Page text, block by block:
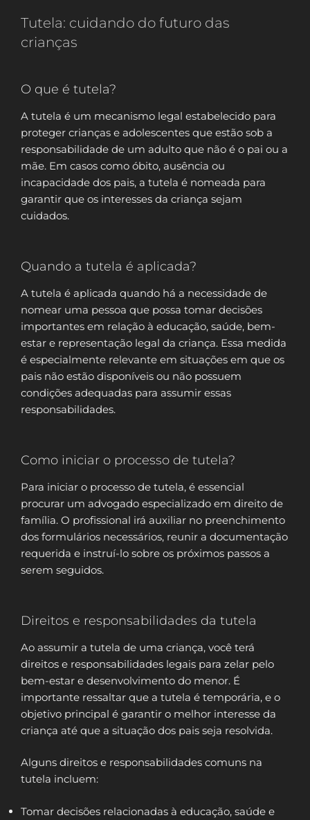
Tutela: cuidando do futuro das
crianças
O que é tutela?
A tutela é um mecanismo legal estabelecido para
proteger crianças e adolescentes que estão sob a
responsabilidade de um adulto que não é o pai ou a
mãe. Em casos como óbito, ausência ou
incapacidade dos pais, a tutela é nomeada para
garantir que os interesses da criança sejam
cuidados.
Quando a tutela é aplicada?
A tutela é aplicada quando há a necessidade de
nomear uma pessoa que possa tomar decisões
importantes em relação à educação, saúde, bem-
estar e representação legal da criança. Essa medida
é especialmente relevante em situações em que os
pais não estão disponíveis ou não possuem
condições adequadas para assumir essas
responsabilidades.
Como iniciar o processo de tutela?
Para iniciar o processo de tutela, é essencial
procurar um advogado especializado em direito de
família. O profissional irá auxiliar no preenchimento
dos formulários necessários, reunir a documentação
requerida e instruí-lo sobre os próximos passos a
serem seguidos.
Direitos e responsabilidades da tutela
Ao assumir a tutela de uma criança, você terá
direitos e responsabilidades legais para zelar pelo
bem-estar e desenvolvimento do menor. É
importante ressaltar que a tutela é temporária, e o
objetivo principal é garantir o melhor interesse da
criança até que a situação dos pais seja resolvida.
Alguns direitos e responsabilidades comuns na
tutela incluem:
Tomar decisões relacionadas à educação, saúde e